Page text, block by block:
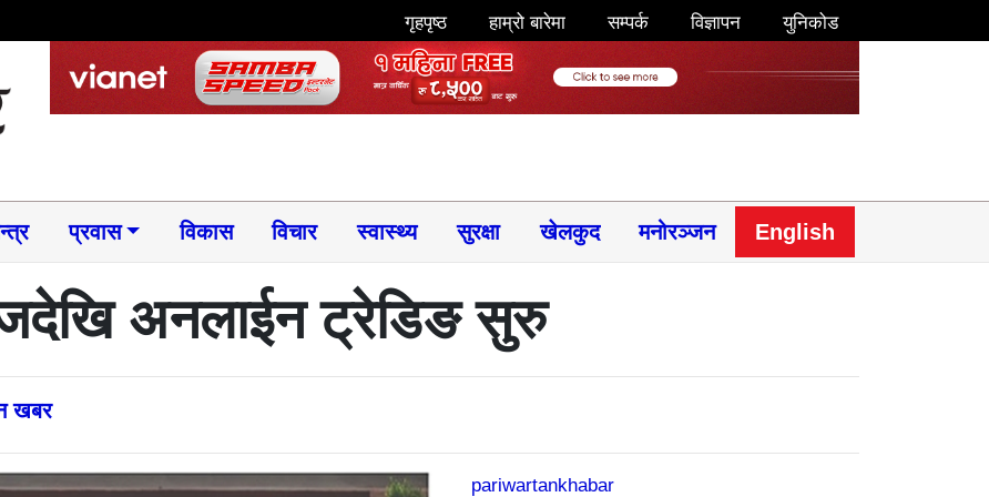
गृहपृष्ठ हाम्रो बारेमा सम्पर्क विज्ञापन युनिकोड
प्रवास विकास विचार स्वास्थ्य सुरक्षा खेलकुद मनोरञ्जन English
अनलाईन ट्रेडिङ सुरु
खबर
pariwartankhabar